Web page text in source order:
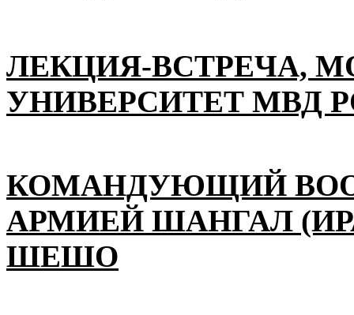
ЛЕКЦИЯ-ВСТРЕЧА,
УНИВЕРСИТЕТ МВД
КОМАНДУЮЩИЙ
АРМИЕЙ ШАНГАЛ
ШЕШО